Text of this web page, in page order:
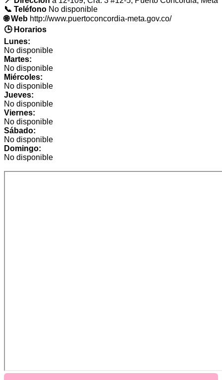
📞 Teléfono No disponible
🌐 Web http://www.puertoconcordia-meta.gov.co/
🕒 Horarios
Lunes:
No disponible
Martes:
No disponible
Miércoles:
No disponible
Jueves:
No disponible
Viernes:
No disponible
Sábado:
No disponible
Domingo:
No disponible